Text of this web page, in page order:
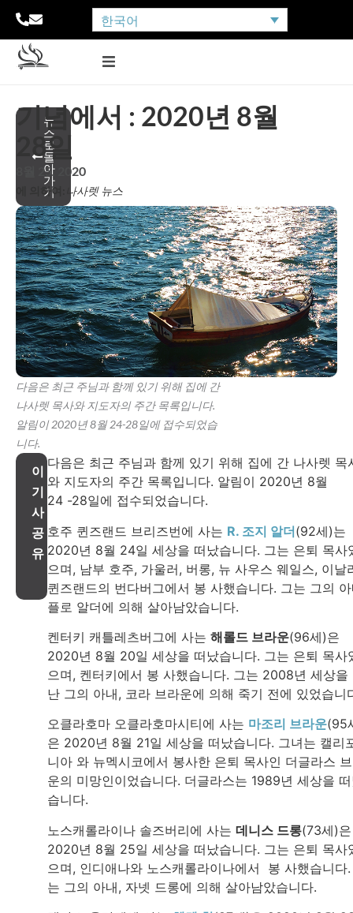
한국어
뉴
스
로
돌
아
가
기
기념에서 : 2020년 8월
28일
8월 25, 2020
에 의하여: 나사렛 뉴스
다음은 최근 주님과 함께 있기 위해 집에 간
나사렛 목사와 지도자의 주간 목록입니다.
알림이 2020년 8월 24-28일에 접수되었습
니다.
이
기
사
공
유
다음은 최근 주님과 함께 있기 위해 집에 간 나사렛 목
와 지도자의 주간 목록입니다. 알림이 2020년 8월
24 -28일에 접수되었습니다.
호주 퀸즈랜드 브리즈번에 사는 R. 조지 알더(92세)는
2020년 8월 24일 세상을 떠났습니다. 그는 은퇴 목사
으며, 남부 호주, 가울러, 버롱, 뉴 사우스 웨일스, 이날
퀸즈랜드의 번다버그에서 봉 사했습니다. 그는 그의
플로 알더에 의해 살아남았습니다.
켄터키 캐틀레츠버그에 사는 해롤드 브라운(96세)은
2020년 8월 20일 세상을 떠났습니다. 그는 은퇴 목사
으며, 켄터키에서 봉 사했습니다. 그는 2008년 세상을
난 그의 아내, 코라 브라운에 의해 죽기 전에 있었습니
오클라호마 오클라호마시티에 사는 마조리 브라운(95
은 2020년 8월 21일 세상을 떠났습니다. 그녀는 캘리
니아 와 뉴멕시코에서 봉사한 은퇴 목사인 더글라스
운의 미망인이었습니다. 더글라스는 1989년 세상을
습니다.
노스캐롤라이나 솔즈버리에 사는 데니스 드롱(73세)은
2020년 8월 25일 세상을 떠났습니다. 그는 은퇴 목사
으며, 인디애나와 노스캐롤라이나에서 봉 사했습니다
는 그의 아내, 자넷 드롱에 의해 살아남았습니다.